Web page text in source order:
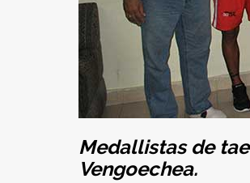
Medallistas de
Vengoechea.